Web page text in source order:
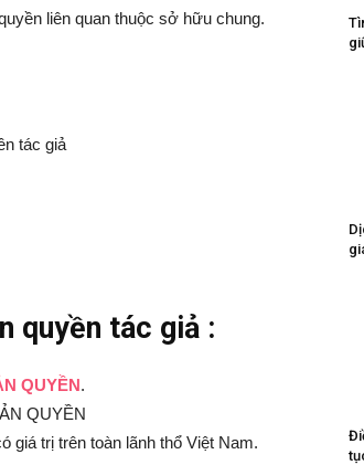
liên quan thuộc sở hữu chung.
tác giả
quyền tác giả :
QUYỀN.
QUYỀN
giá trị trên toàn lãnh thổ Việt Nam.